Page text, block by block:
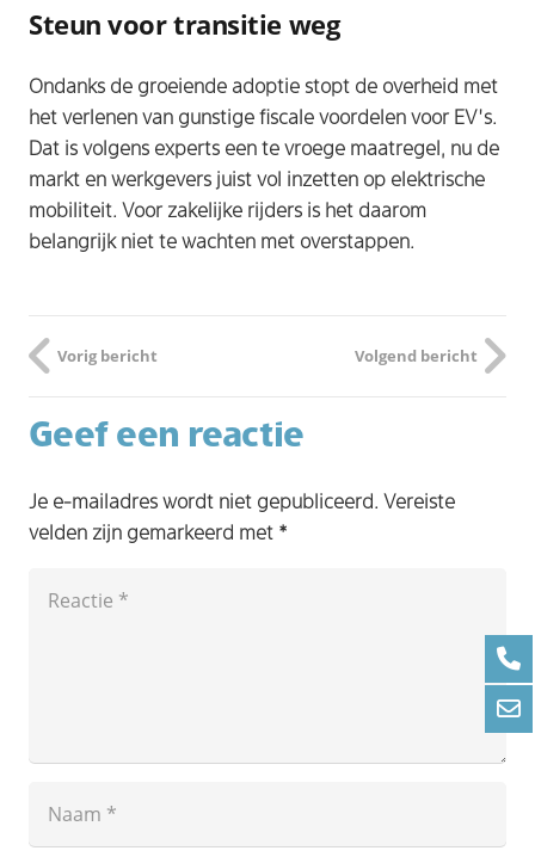
Steun voor transitie weg
Ondanks de groeiende adoptie stopt de overheid met
het verlenen van gunstige fiscale voordelen voor EV’s.
Dat is volgens experts een te vroege maatregel, nu de
markt en werkgevers juist vol inzetten op elektrische
mobiliteit. Voor zakelijke rijders is het daarom
belangrijk niet te wachten met ​‍​‌‍​‍‌overstappen.​
Vorig bericht Volgend bericht
Geef een reactie
Je e-mailadres wordt niet gepubliceerd. Vereiste
velden zijn gemarkeerd met *